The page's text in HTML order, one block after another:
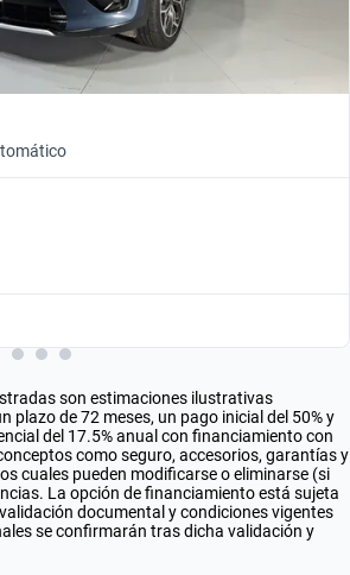
son estimaciones ilustrativas
plazo de 72 meses, un pago inicial del 50% y
del 17.5% anual con financiamiento con
como seguro, accesorios, garantías y
cuales pueden modificarse o eliminarse (si
La opción de financiamiento está sujeta
documental y condiciones vigentes
se confirmarán tras dicha validación y